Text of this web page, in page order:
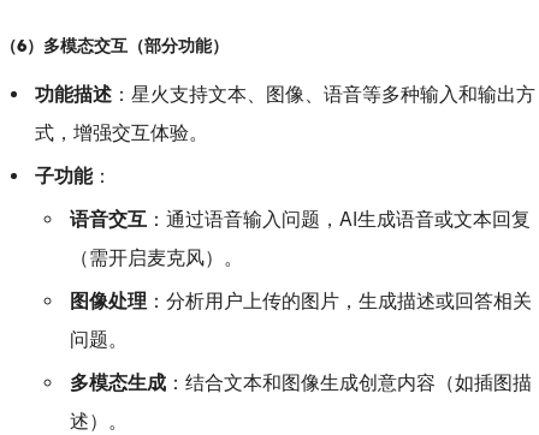
（6）多模态交互（部分功能）
功能描述：星火支持文本、图像、语音等多种输入和输出方
式，增强交互体验。
子功能：
语音交互：通过语音输入问题，AI生成语音或文本回复
（需开启麦克风）。
图像处理 ：分析用户上传的图片，生成描述或回答相关
问题。
多模态生成：结合文本和图像生成创意内容（如插图描
述）。